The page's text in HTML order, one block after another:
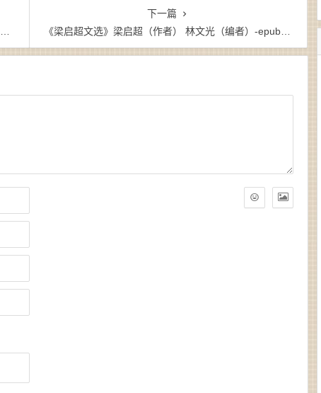
下一篇
《梁启超文选》梁启超（作者） 林文光（编者）-epub+mobi+azw3